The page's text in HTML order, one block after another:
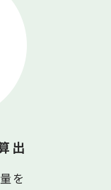
出
を